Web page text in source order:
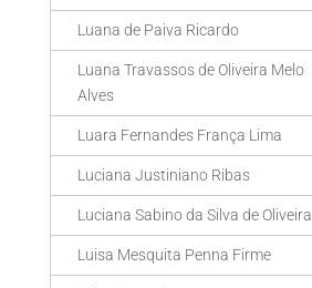
Luana de Paiva Ricardo
Luana Travassos de Oliveira Melo
Alves
Luara Fernandes França Lima
Luciana Justiniano Ribas
Luciana Sabino da Silva de Oliveira
Luisa Mesquita Penna Firme